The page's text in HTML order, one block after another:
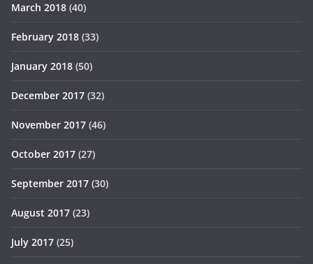
March 2018 (40)
February 2018 (33)
January 2018 (50)
December 2017 (32)
November 2017 (46)
October 2017 (27)
September 2017 (30)
August 2017 (23)
July 2017 (25)